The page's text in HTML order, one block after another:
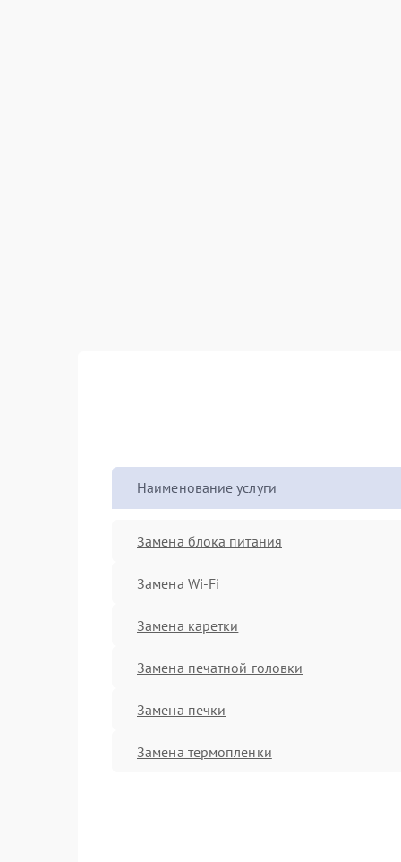
Наименование услуги
Замена блока питания
Замена Wi-Fi
Замена каретки
Замена печатной головки
Замена печки
Замена термопленки